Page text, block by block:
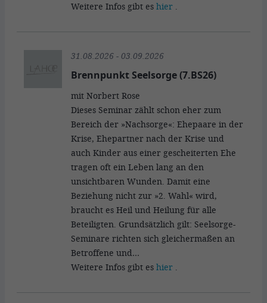
Weitere Infos gibt es hier .
31.08.2026 - 03.09.2026
Brennpunkt Seelsorge (7.BS26)
mit Norbert Rose
Dieses Seminar zählt schon eher zum
Bereich der »Nachsorge«: Ehepaare in der
Krise, Ehepartner nach der Krise und
auch Kinder aus einer gescheiterten Ehe
tragen oft ein Leben lang an den
unsichtbaren Wunden. Damit eine
Beziehung nicht zur »2. Wahl« wird,
braucht es Heil und Heilung für alle
Beteiligten. Grundsätzlich gilt: Seelsorge-
Seminare richten sich gleichermaßen an
Betroffene und…
Weitere Infos gibt es hier .